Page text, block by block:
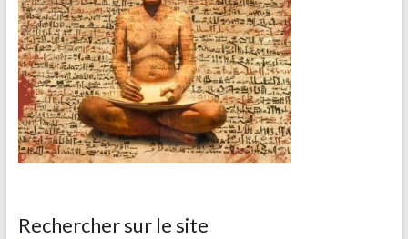
Rechercher sur le site